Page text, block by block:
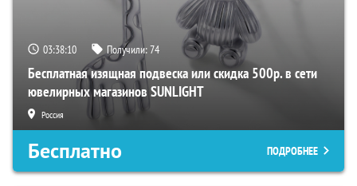
03:38:09 Получили:74
Бесплатная изящная подвеска или скидка 500р. в сети
ювелирных магазинов SUNLIGHT
Россия
Бесплатно ПОДРОБНЕЕ